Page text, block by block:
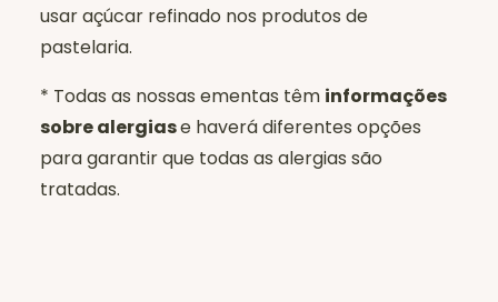
usar açúcar refinado nos produtos de
pastelaria.
* Todas as nossas ementas têm informações
sobre alergiase haverá diferentes opções
para garantir que todas as alergias são
tratadas.